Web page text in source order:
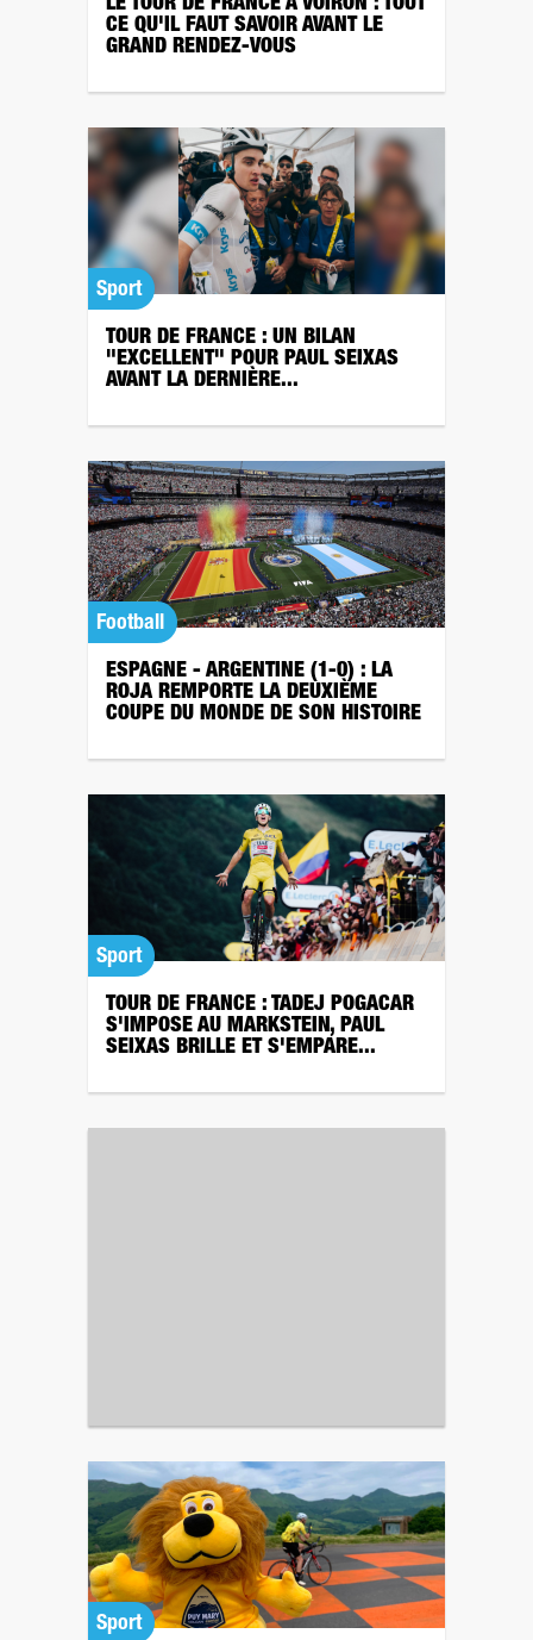
LE TOUR DE FRANCE À VOIRON : TOUT
CE QU'IL FAUT SAVOIR AVANT LE
GRAND RENDEZ-VOUS
Sport
TOUR DE FRANCE : UN BILAN
"EXCELLENT" POUR PAUL SEIXAS
AVANT LA DERNIÈRE...
Football
ESPAGNE - ARGENTINE (1-0) : LA
ROJA REMPORTE LA DEUXIÈME
COUPE DU MONDE DE SON HISTOIRE
Sport
TOUR DE FRANCE : TADEJ POGACAR
S'IMPOSE AU MARKSTEIN, PAUL
SEIXAS BRILLE ET S'EMPARE...
Sport